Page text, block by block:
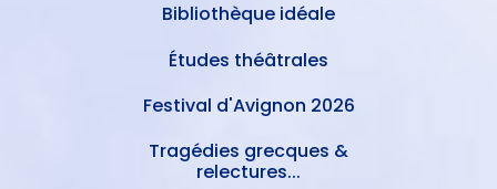
Bibliothèque idéale
Études théâtrales
Festival d'Avignon 2026
Tragédies grecques &
relectures...